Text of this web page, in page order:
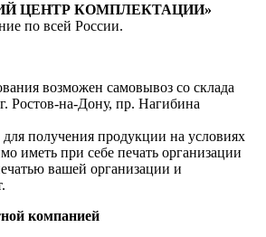
ЦЕНТР КОМПЛЕКТАЦИИ»
по всей России.
возможен самовывоз со склада
Ростов-на-Дону, пр. Нагибина
получения продукции на условиях
иметь при себе печать организации
вашей организации и
компанией